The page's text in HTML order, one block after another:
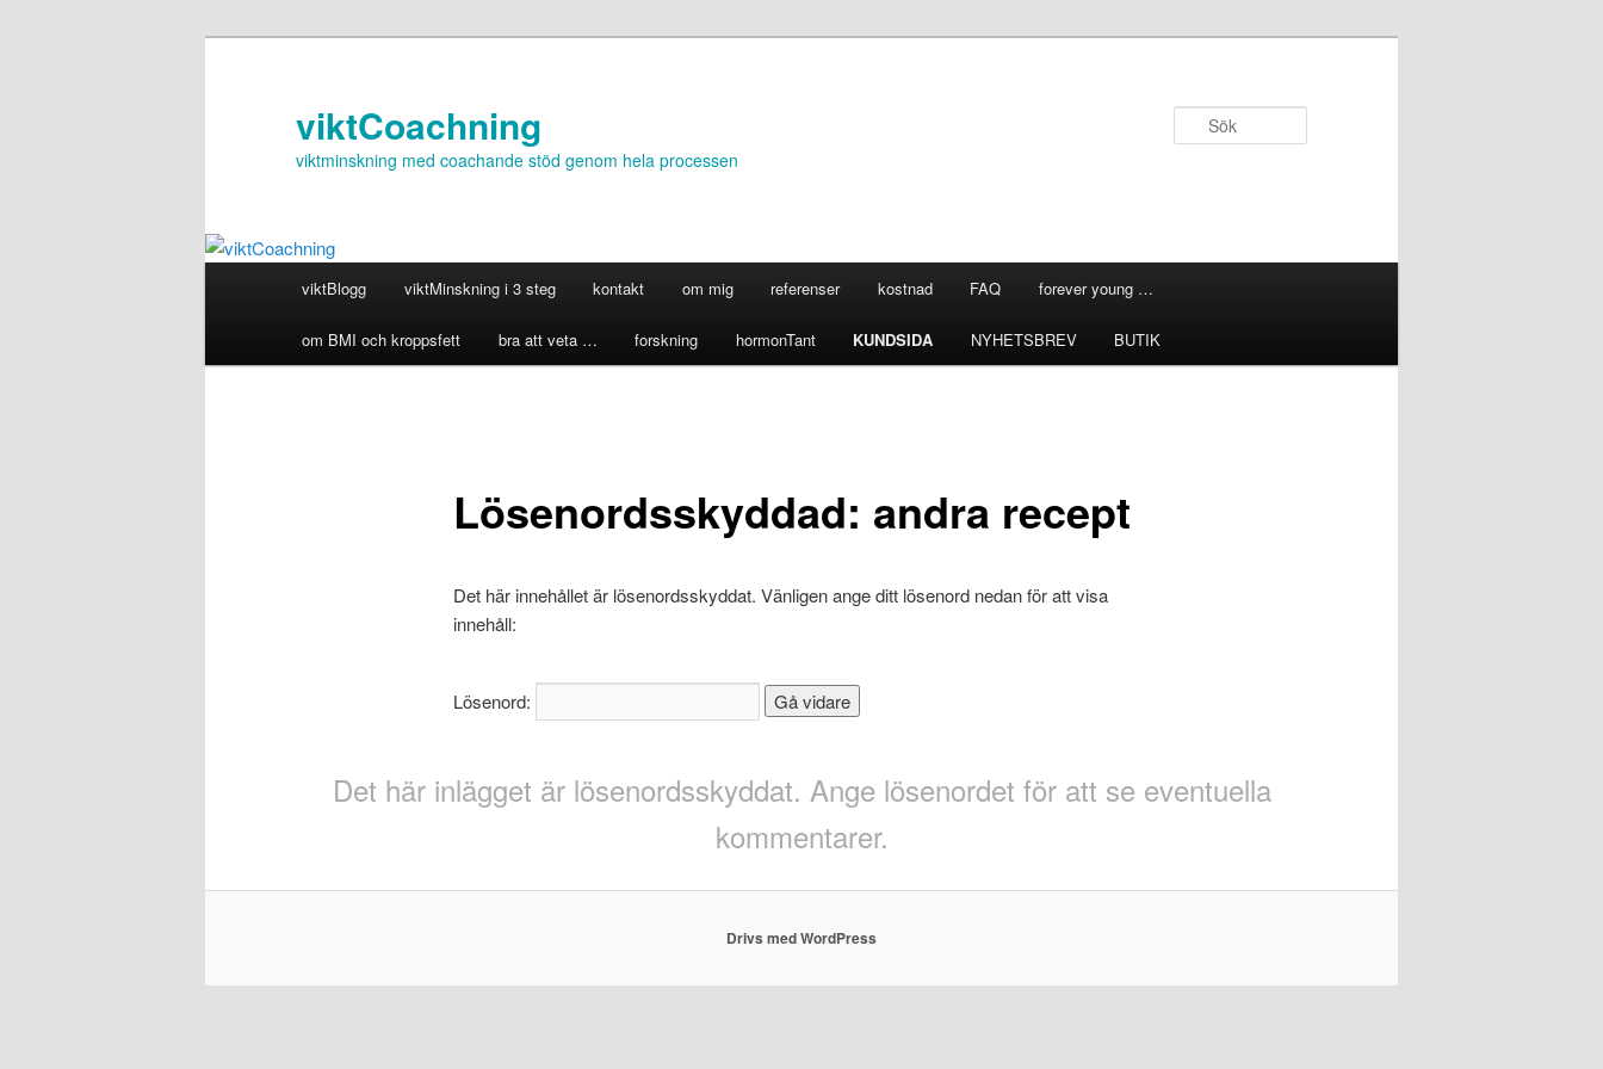
viktCoachning
viktminskning med coachande stöd genom hela processen
Hoppa
till
viktBlogg viktMinskning i 3 steg kontakt om mig referenser kostnad FAQ forever young …
om BMI och kroppsfett bra att veta … forskning hormonTant KUNDSIDA NYHETSBREV BUTIK
Lösenordsskyddad: andra recept
Det här innehållet är lösenordsskyddat. Vänligen ange ditt lösenord nedan för att visa
innehåll:
Lösenord:
Det här inlägget är lösenordsskyddat. Ange lösenordet för att se eventuella
kommentarer.
Drivs med WordPress